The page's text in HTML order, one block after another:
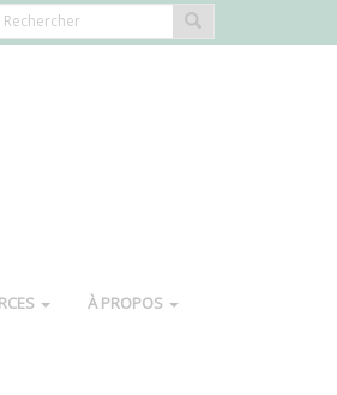
À PROPOS